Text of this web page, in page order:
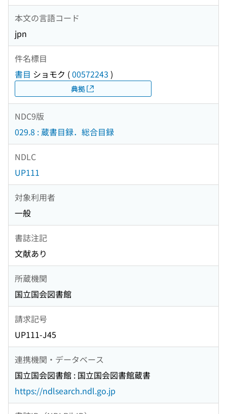
本文の言語コード
jpn
件名標目
書目 ショモク (00572243 )
典拠
NDC9版
029.8 : 蔵書目録．総合目録
NDLC
UP111
対象利用者
一般
書誌注記
文献あり
所蔵機関
国立国会図書館
請求記号
UP111-J45
連携機関・データベース
国立国会図書館 : 国立国会図書館蔵書
https://ndlsearch.ndl.go.jp